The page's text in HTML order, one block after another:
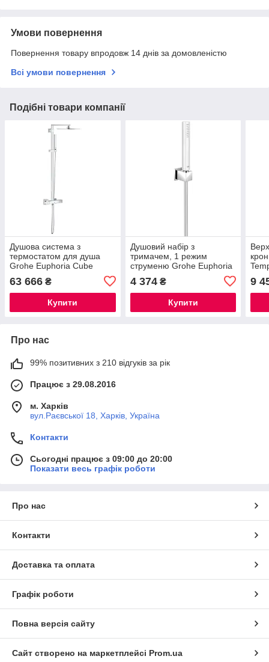
Умови повернення
Повернення товару впродовж 14 днів за домовленістю
Всі умови повернення
Подібні товари компанії
Душова система з
термостатом для душа
Grohe Euphoria Cube
63 666 ₴
Купити
Душовий набір з
тримачем, 1 режим
струменю Grohe Euphoria
4 374₴
Купити
9
Про нас
99% позитивних з 210 відгуків за рік
Працює з 29.08.2016
м. Харків
вул.Раєвської 18, Харків, Україна
Контакти
Сьогодні працює з 09:00 до 20:00
Показати весь графік роботи
Про нас
Контакти
Доставка та оплата
Графік роботи
Повна версія сайту
Сайт створено на маркетплейсі Prom.ua